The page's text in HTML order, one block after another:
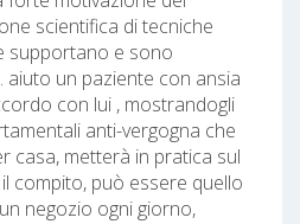
scientifica di tecniche
supportano e sono
aiuto un paziente con ansia
con lui , mostrandogli
anti-vergogna che
casa, metterà in pratica sul
compito, può essere quello
negozio ogni giorno,